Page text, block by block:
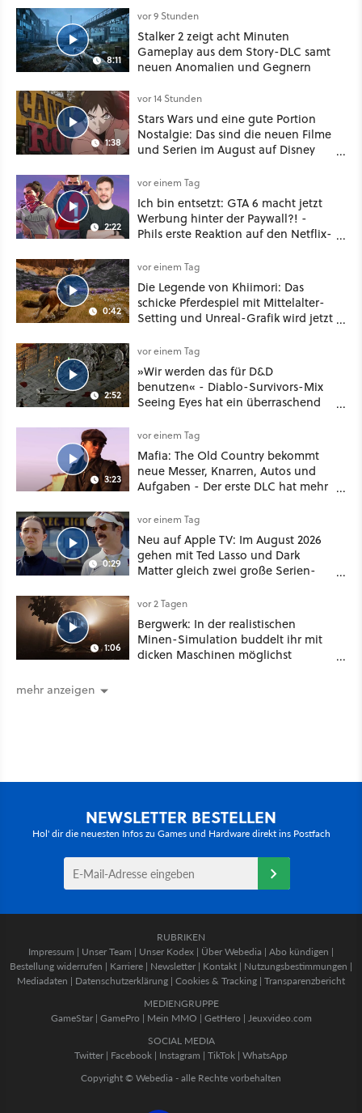
8:11
vor 9 Stunden
Stalker 2 zeigt acht Minuten
Gameplay aus dem Story-DLC samt
neuen Anomalien und Gegnern
1:38
vor 14 Stunden
Stars Wars und eine gute Portion
Nostalgie: Das sind die neuen Filme
und Serien im August auf Disney
2:22
vor einem Tag
Ich bin entsetzt: GTA 6 macht jetzt
Werbung hinter der Paywall?! -
Phils erste Reaktion auf den Netflix-
0:42
vor einem Tag
Die Legende von Khiimori: Das
schicke Pferdespiel mit Mittelalter-
Setting und Unreal-Grafik wird jetzt
2:52
vor einem Tag
»Wir werden das für D&D
benutzen« - Diablo-Survivors-Mix
Seeing Eyes hat ein überraschend
3:23
vor einem Tag
Mafia: The Old Country bekommt
neue Messer, Knarren, Autos und
Aufgaben - Der erste DLC hat mehr
0:29
vor einem Tag
Neu auf Apple TV: Im August 2026
gehen mit Ted Lasso und Dark
Matter gleich zwei große Serien-
1:06
vor 2 Tagen
Bergwerk: In der realistischen
Minen-Simulation buddelt ihr mit
dicken Maschinen möglichst
mehr anzeigen
NEWSLETTER BESTELLEN
Hol' dir die neuesten Infos zu Games und Hardware direkt ins Postfach
RUBRIKEN
Impressum | Unser Team | Unser Kodex | Über Webedia | Abo kündigen |
Bestellung widerrufen | Karriere | Newsletter | Kontakt | Nutzungsbestimmungen |
Mediadaten | Datenschutzerklärung | Cookies & Tracking | Transparenzbericht
MEDIENGRUPPE
GameStar| GamePro | Mein MMO | GetHero | Jeuxvideo.com
SOCIAL MEDIA
Twitter | Facebook | Instagram | TikTok | WhatsApp
Copyright © Webedia - alle Rechte vorbehalten